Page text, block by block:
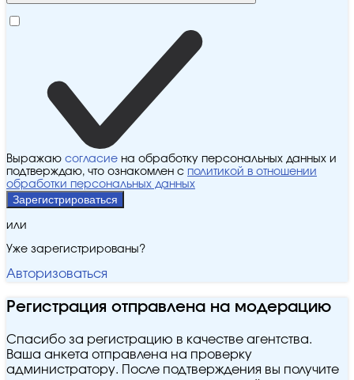
Выражаю согласие на обработку персональных данных и
подтверждаю, что ознакомлен с политикой в отношении
обработки персональных данных
Зарегистрироваться
или
Уже зарегистрированы?
Авторизоваться
Регистрация отправлена на модерацию
Спасибо за регистрацию в качестве агентства.
Ваша анкета отправлена на проверку
администратору. После подтверждения вы получите